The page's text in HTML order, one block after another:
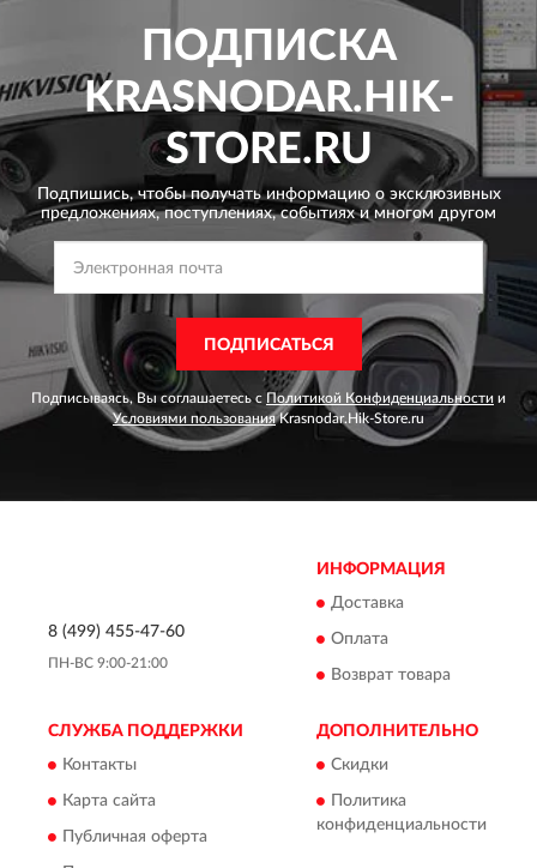
ПОДПИСКА
KRASNODAR.HIK-
STORE.RU
Подпишись, чтобы получать информацию о эксклюзивных
предложениях,поступлениях, событиях и многом другом
ПОДПИСАТЬСЯ
Подписываясь, Вы соглашаетесь с Политикой Конфиденциальности и
Условиями пользованияKrasnodar.Hik-Store.ru
8 (499) 455-47-60
ПН-ВС 9:00-21:00
ИНФОРМАЦИЯ
Доставка
Оплата
Возврат товара
СЛУЖБА ПОДДЕРЖКИ
Контакты
Карта сайта
Публичная оферта
ДОПОЛНИТЕЛЬНО
Скидки
Политика
конфиденциальности